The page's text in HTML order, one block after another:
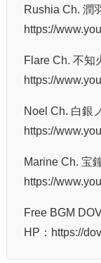
Rushia Ch. 潤
https://
Flare Ch. 不知
https://
Noel Ch. 白銀
https://
Marine Ch. 宝
https://
Free BGM
HP：https://